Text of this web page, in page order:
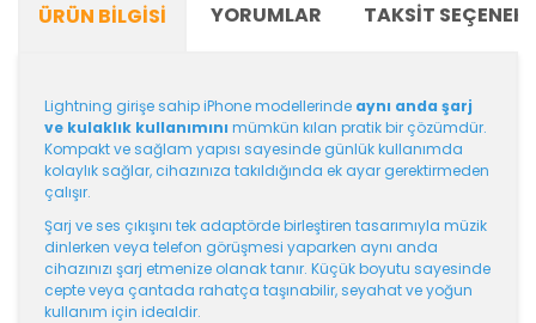
ÜRÜN BILGISI YORUMLAR TAKSIT
Lightning girişe sahip iPhone modellerinde aynı anda şarj
ve kulaklık kullanımını mümkün kılan pratik bir çözümdür.
Kompakt ve sağlam yapısı sayesinde günlük kullanımda
kolaylık sağlar, cihazınıza takıldığında ek ayar gerektirmeden
çalışır.
Şarj ve ses çıkışını tek adaptörde birleştiren tasarımıyla müzik
dinlerken veya telefon görüşmesi yaparken aynı anda
cihazınızı şarj etmenize olanak tanır. Küçük boyutu sayesinde
cepte veya çantada rahatça taşınabilir, seyahat ve yoğun
kullanım için idealdir.